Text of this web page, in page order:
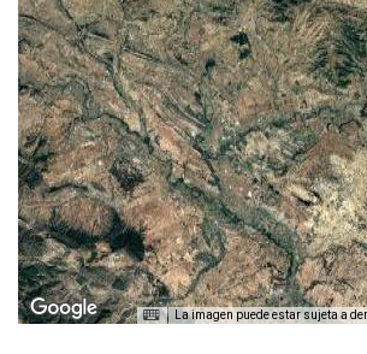
La imagen puede estar sujeta a